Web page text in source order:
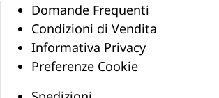
Domande Frequenti
Condizioni di Vendita
Informativa Privacy
Preferenze Cookie